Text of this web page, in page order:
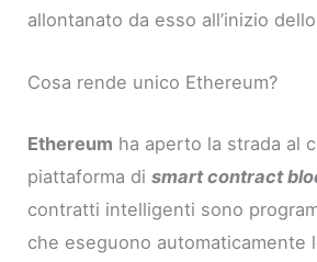
allontanato da esso all’inizio
Cosa rende unico Ethereum?
Ethereum ha aperto la strada al
piattaforma dismart contract
contratti intelligenti sono
che eseguono automaticamente